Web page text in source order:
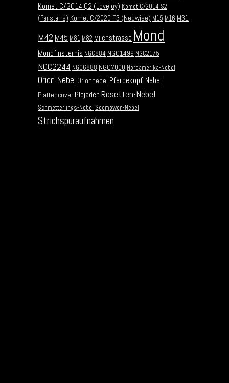
Komet C/2014 Q2 (Lovejoy) Komet C/2014 S2
(Panstarrs) Komet C/2020 F3 (Neowise) M15 M16 M31
M42 M45 M81 M82 Milchstrasse Mond
Mondfinsternis NGC884 NGC1499 NGC2175
NGC2244 NGC6888 NGC7000 Nordamerika-Nebel
Orion-Nebel Orionnebel Pferdekopf-Nebel
Plattencover Plejaden Rosetten-Nebel
Schmetterlings-Nebel Seemöwen-Nebel
Strichspuraufnahmen